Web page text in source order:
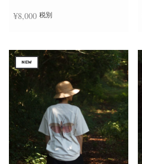
¥8,000 税別
の
商
品
に
は
複
数
の
バ
リ
エ
ー
シ
ョ
NEW